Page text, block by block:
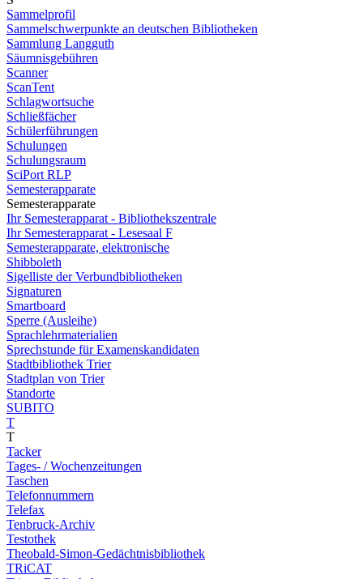
Sammelprofil
Sammelschwerpunkte an deutschen Bibliotheken
Sammlung Langguth
Säumnisgebühren
Scanner
ScanTent
Schlagwortsuche
Schließfächer
Schülerführungen
Schulungen
Schulungsraum
SciPort RLP
Semesterapparate
Semesterapparate
Ihr Semesterapparat - Bibliothekszentrale
Ihr Semesterapparat - Lesesaal F
Semesterapparate, elektronische
Shibboleth
Sigelliste der Verbundbibliotheken
Signaturen
Smartboard
Sperre (Ausleihe)
Sprachlehrmaterialien
Sprechstunde für Examenskandidaten
Stadtbibliothek Trier
Stadtplan von Trier
Standorte
SUBITO
T
T
Tacker
Tages- / Wochenzeitungen
Taschen
Telefonnummern
Telefax
Tenbruck-Archiv
Testothek
Theobald-Simon-Gedächtnisbibliothek
TRiCAT